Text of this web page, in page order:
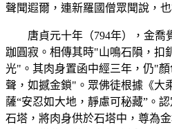
聲聞遐爾，連新羅國僧眾聞說，
唐貞元十年（794年），金喬
跏圓寂。相傳其時"山鳴石隕，扣
光"。其肉身置函中經三年，仍"
聲，如撼金鎖"。眾佛徒根據《大
薩“安忍如大地，靜慮可秘藏”。
石塔，將肉身供於石塔中，尊為